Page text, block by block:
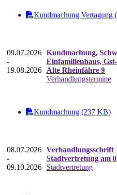
Kundmachung Vertagung
09.07.2026
-
19.08.2026
Kundmachung,
Einfamilienhaus,
Alte Rheinfähre 9
Verhandlungstermine
Kundmachung (237 KB)
08.07.2026
-
09.10.2026
Verhandlungsschrift
Stadtvertretung am
Stadtvertretung